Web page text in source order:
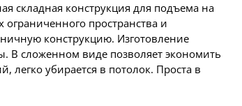
складная конструкция для подъема на
пространства и
конструкцию. Изготовление
В сложенном виде позволяет экономить
легко убирается в потолок. Проста в